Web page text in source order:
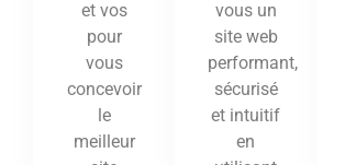
et vos
pour
vous
concevoir
le
meilleur
vous un
site web
performant,
sécurisé
et intuitif
en